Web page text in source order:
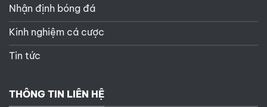
Nhận định bóng đá
Kinh nghiệm cá cược
Tin tức
THÔNG TIN LIÊN HỆ